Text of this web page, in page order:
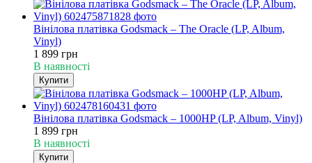
Вінілова платівка Godsmack – The Oracle (LP, Album,
Vinyl)
1 899 грн
В наявності
Купити
Вінілова платівка Godsmack – 1000HP (LP, Album, Vinyl)
1 899 грн
В наявності
Купити